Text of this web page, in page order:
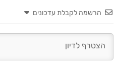
הרשמה לקבלת עדכונים